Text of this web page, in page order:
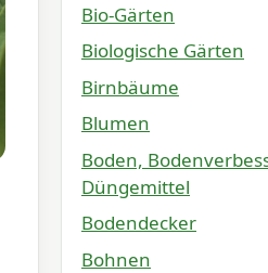
Bio-Gärten
Biologische Gärten
Birnbäume
Blumen
Boden,
Düngemittel
Bodendecker
Bohnen